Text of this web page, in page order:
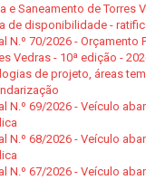
e Saneamento de Torres
de disponibilidade -
N.º 70/2026 - Orçamento
Vedras - 10ª edição -
de projeto, áreas
N.º 69/2026 - Veículo
N.º 68/2026 - Veículo
N.º 67/2026 - Veículo